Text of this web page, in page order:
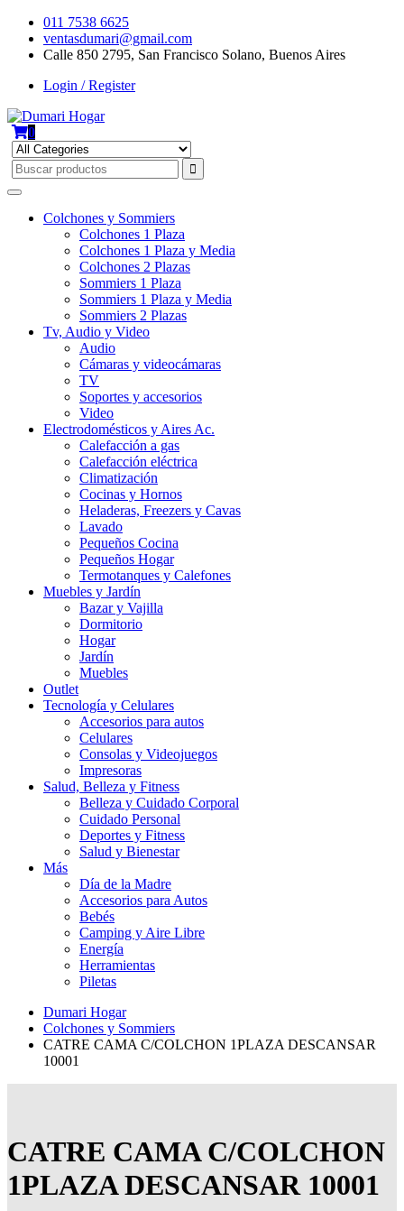
Skip
content
011 7538 6625
ventasdumari@gmail.com
Calle 850 2795, San Francisco Solano, Buenos Aires
Login / Register
0
Colchones y Sommiers
Colchones 1 Plaza
Colchones 1 Plaza y Media
Colchones 2 Plazas
Sommiers 1 Plaza
Sommiers 1 Plaza y Media
Sommiers 2 Plazas
Tv, Audio y Video
Audio
Cámaras y videocámaras
TV
Soportes y accesorios
Video
Electrodomésticos y Aires Ac.
Calefacción a gas
Calefacción eléctrica
Climatización
Cocinas y Hornos
Heladeras, Freezers y Cavas
Lavado
Pequeños Cocina
Pequeños Hogar
Termotanques y Calefones
Muebles y Jardín
Bazar y Vajilla
Dormitorio
Hogar
Jardín
Muebles
Outlet
Tecnología y Celulares
Accesorios para autos
Celulares
Consolas y Videojuegos
Impresoras
Salud, Belleza y Fitness
Belleza y Cuidado Corporal
Cuidado Personal
Deportes y Fitness
Salud y Bienestar
Más
Día de la Madre
Accesorios para Autos
Bebés
Camping y Aire Libre
Energía
Herramientas
Piletas
Dumari Hogar
Colchones y Sommiers
CATRE CAMA C/COLCHON 1PLAZA DESCANSAR
10001
CATRE CAMA C/COLCHON
1PLAZA DESCANSAR 10001